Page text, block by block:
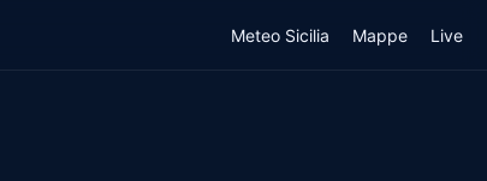
Meteo Sicilia Mappe Live